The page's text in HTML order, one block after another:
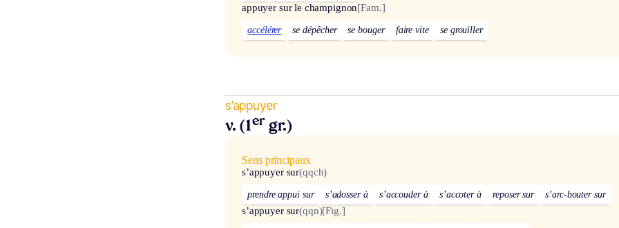
appuyer sur le champignon[Fam.]
accélérer se dépêcher se bouger faire vite se grouiller
s’appuyer
v. (1er gr.)
Sens principaux
s’appuyer sur(qqch)
prendre appui sur s’adosser à s’accouder à s’accoter à reposer sur s’arc-bouter sur
s’appuyer sur(qqn)[Fig.]